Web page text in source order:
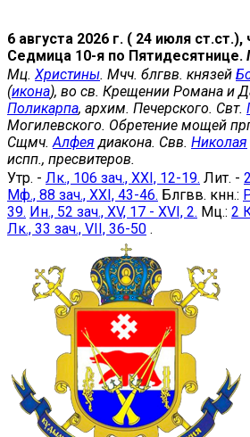
6 августа 2026 г. ( 24 июля ст.ст.),
Седмица 10-я по Пятидесятнице.
Мц. Христины. Мчч. блгвв. князей
(икона), во св. Крещении Романа и
Поликарпа, архим. Печерского. Свт.
Могилевского. Обретение мощей
Сщмч. Алфея диакона. Свв. Николая
испп., пресвитеров.
Утр. - Лк., 106 зач., XXI, 12-19. Лит. -
Мф., 88 зач., XXI, 43-46. Блгвв. кнн.:
39. Ин., 52 зач., XV, 17 - XVI, 2. Мц.: 2
Лк., 33 зач., VII, 36-50 .